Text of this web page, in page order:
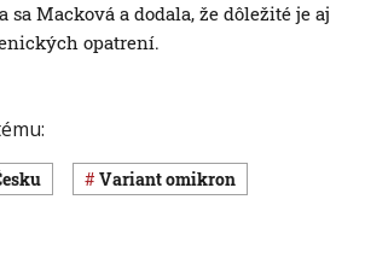
Macková a dodala, že dôležité je aj
opatrení.
variant omikron